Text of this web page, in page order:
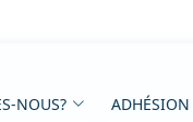
NOUS? ADHÉSION